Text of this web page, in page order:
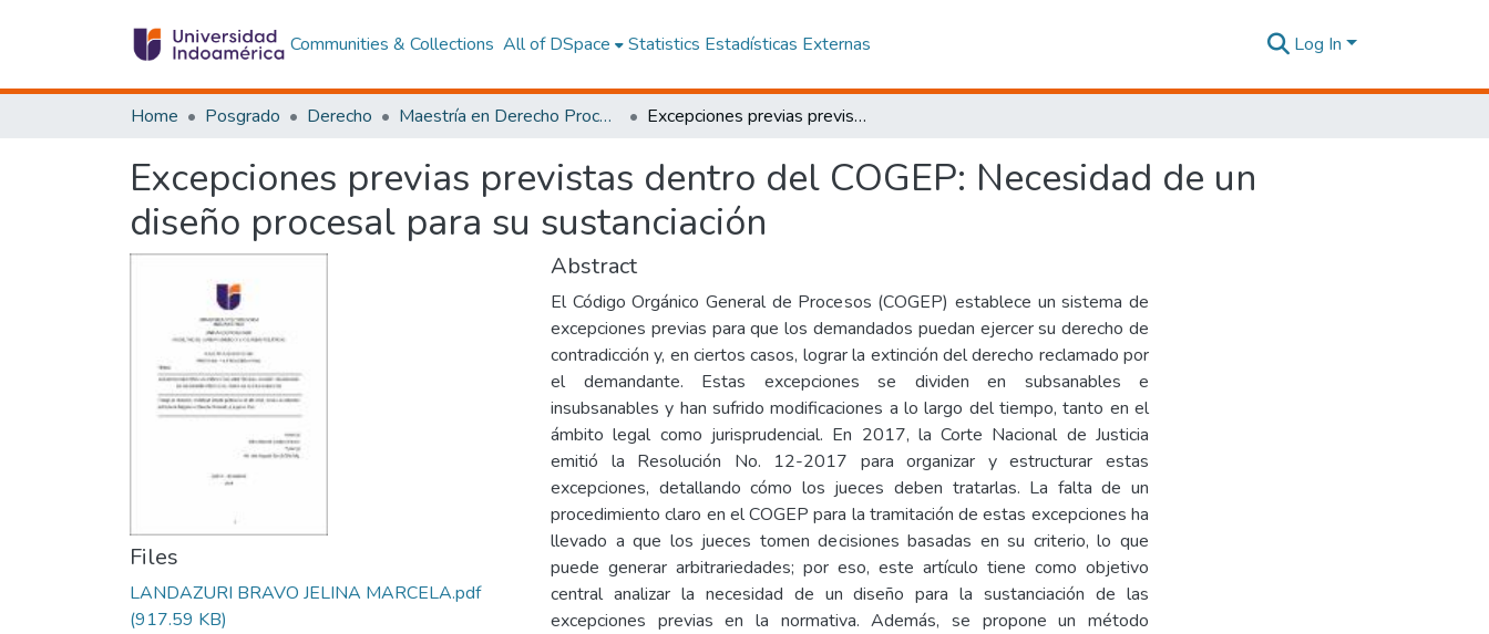
Communities & Collections All of DSpace Statistics Estadísticas Externas Log In
Home Posgrado Derecho Maestría en Derecho Procesal y Litigación Oral Excepciones previas previstas dentro del COGEP: Necesidad de un diseño procesal para su sustanciación
Excepciones previas previstas dentro del COGEP: Necesidad de un
diseño procesal para su sustanciación
Files
LANDAZURI BRAVO JELINA MARCELA.pdf
(917.59 KB)
Abstract
El Código Orgánico General de Procesos (COGEP) establece un sistema de
excepciones previas para que los demandados puedan ejercer su derecho de
contradicción y, en ciertos casos, lograr la extinción del derecho reclamado por
el demandante. Estas excepciones se dividen en subsanables e
insubsanables y han sufrido modificaciones a lo largo del tiempo, tanto en el
ámbito legal como jurisprudencial. En 2017, la Corte Nacional de Justicia
emitió la Resolución No. 12-2017 para organizar y estructurar estas
excepciones, detallando cómo los jueces deben tratarlas. La falta de un
procedimiento claro en el COGEP para la tramitación de estas excepciones ha
llevado a que los jueces tomen decisiones basadas en su criterio, lo que
puede generar arbitrariedades; por eso, este artículo tiene como objetivo
central analizar la necesidad de un diseño para la sustanciación de las
excepciones previas en la normativa. Además, se propone un método